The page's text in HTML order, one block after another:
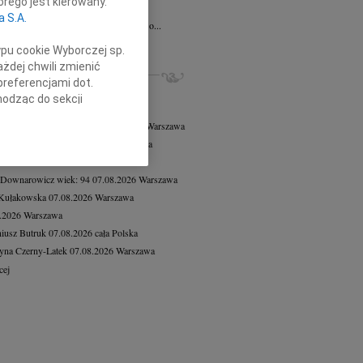
Słowińska
20.07.2026Kraków
smutkiem przyjąłem wiadomość o...
NEKROLOGI, KONDOLENCJE
Warszawa
Warszawa
Warszawa
Warszawa
wiek: 9407.08.2026Warszawa
07.08.2026Warszawa
Warszawa
Butruk 07.08.2026cała Polska
Czerny-Latek 07.08.2026Warszawa
S.A.
cookie Wyborczej sp.
chwili zmienić
dot.
do sekcji
przeglądarki.
identyfikacji.
pomiar reklam i